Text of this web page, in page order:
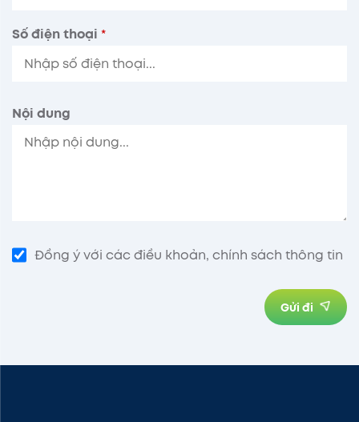
Số điện thoại *
Nội dung
Đồng ý với các điều khoản, chính sách thông tin
Gửi đi